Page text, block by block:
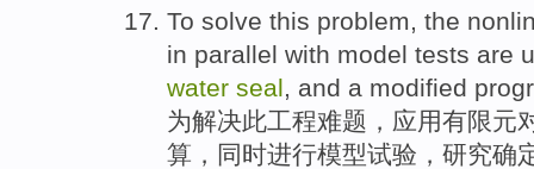
To solve this problem, the
in parallel with model tests are
water seal, and a modified
为解决此工程难题 ，应用有限元
算 ，同时进行模型试验 ， 研究确